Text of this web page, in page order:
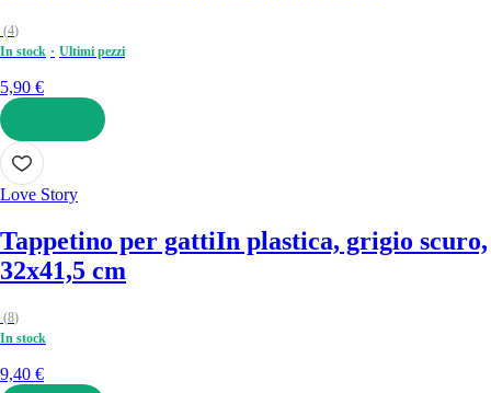
(4)
In stock
Ultimi pezzi
5,90 €
AGGIUNGI
Love Story
Tappetino per gattiIn plastica, grigio scuro,
32x41,5 cm
(8)
In stock
9,40 €